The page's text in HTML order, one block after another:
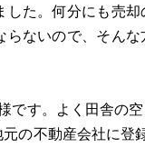
た。何分にも売
ないので、そん
です。よく田舎の
の不動産会社に登